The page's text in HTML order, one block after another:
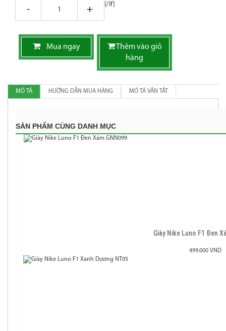
giam tang
{/if}
Mua ngay
Thêm vào giỏ
hàng
MÔ TẢ HƯỚNG DẪN MUA HÀNG MÔ TẢ VẮN TẮT
SẢN PHẨM CÙNG DANH MỤC
Giày Nike Luno F1 Đen
499.000 VND